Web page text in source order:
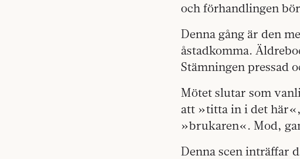
och förhandlingen
Denna gång är den
åstadkomma.
Stämningen pressad
Mötet slutar som
att »titta in i det
»brukaren«. Mod,
Denna scen inträffar